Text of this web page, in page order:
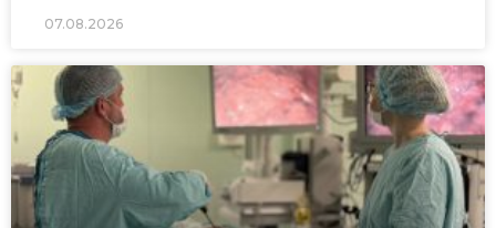
07.08.2026